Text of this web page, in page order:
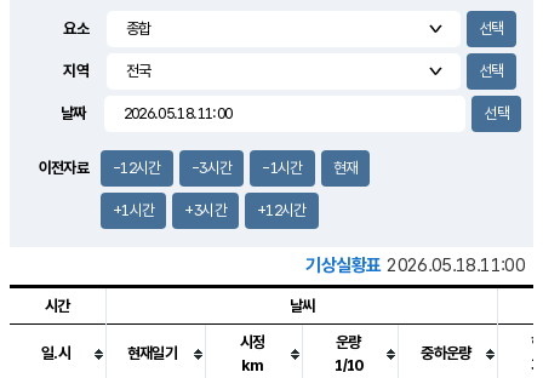
1.1m/s
요소
지역
날짜
이전자료 -12시간 -3시간 -1시간 현재
+1시간 +3시간 +12시간
기상실황표 2026.05.18.11:00
시간 날씨
일.시 현재일기
시정
km
운량
1/10
중하운량